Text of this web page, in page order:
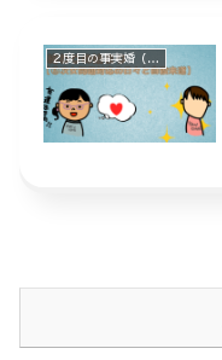
２度目の事実婚（ステップファミリー）